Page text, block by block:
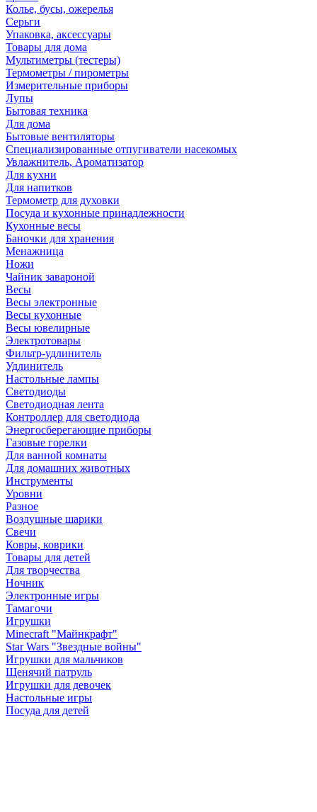
Колье, бусы, ожерелья
Серьги
Упаковка, аксессуары
Товары для дома
Мультиметры (тестеры)
Термометры / пирометры
Измерительные приборы
Лупы
Бытовая техника
Для дома
Бытовые вентиляторы
Специализированные отпугиватели насекомых
Увлажнитель, Ароматизатор
Для кухни
Для напитков
Термометр для духовки
Посуда и кухонные принадлежности
Кухонные весы
Баночки для хранения
Менажница
Ножи
Чайник завароной
Весы
Весы электронные
Весы кухонные
Весы ювелирные
Электротовары
Фильтр-удлинитель
Удлинитель
Настольные лампы
Светодиоды
Светодиодная лента
Контроллер для светодиода
Энергосберегающие приборы
Газовые горелки
Для ванной комнаты
Для домашних животных
Инструменты
Уровни
Разное
Воздушные шарики
Свечи
Ковры, коврики
Товары для детей
Для творчества
Ночник
Электронные игры
Тамагочи
Игрушки
Minecraft "Майнкрафт"
Star Wars "Звездные войны"
Игрушки для мальчиков
Щенячий патруль
Игрушки для девочек
Настольные игры
Посуда для детей